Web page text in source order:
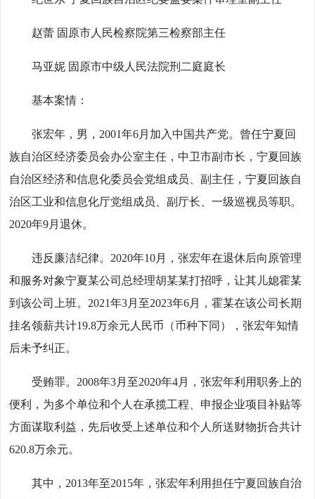
赵蕾 固原市人民检察院第三检察部主任
马亚妮 固原市中级人民法院刑二庭庭长
基本案情：
张宏年，男，2001年6月加入中国共产党。曾任宁夏回
族自治区经济委员会办公室主任，中卫市副市长，宁夏回族
自治区经济和信息化委员会党组成员、副主任，宁夏回族自
治区工业和信息化厅党组成员、副厅长、一级巡视员等职。
2020年9月退休。
违反廉洁纪律。2020年10月，张宏年在退休后向原管理
和服务对象宁夏某公司总经理胡某某打招呼，让其儿媳霍某
到该公司上班。2021年3月至2023年6月，霍某在该公司长期
挂名领薪共计19.8万余元人民币（币种下同），张宏年知情
后未予纠正。
受贿罪。2008年3月至2020年4月，张宏年利用职务上的
便利，为多个单位和个人在承揽工程、申报企业项目补贴等
方面谋取利益，先后收受上述单位和个人所送财物折合共计
620.8万余元。
其中，2013年至2015年，张宏年利用担任宁夏回族自治